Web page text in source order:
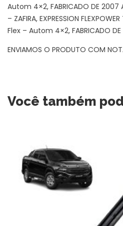
Autom 4×2, FABRICADO DE 2007
– ZAFIRA, EXPRESSION
Flex – Autom 4×2, FABRICADO DE
ENVIAMOS O PRODUTO COM
Você também